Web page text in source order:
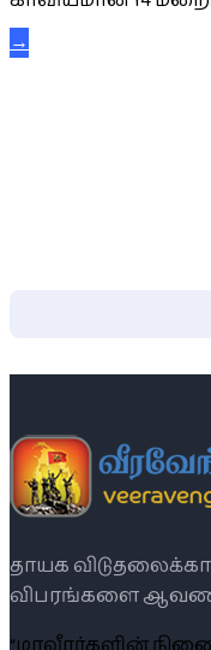
→
தாயக
விபரங்களை